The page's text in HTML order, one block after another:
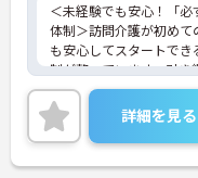
＜未経験でも安心！「
体制＞訪問介護が初め
も安心してスタートで
制が整っています。引
ませることはなく、必
寧に指導を行います。
宅で、1対1でじっくり
め、「もっと丁寧に、
想いをお持ちの方にぴっ
詳細を見る